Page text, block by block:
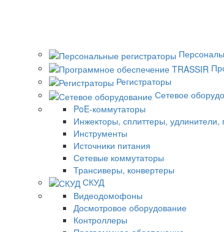
Регистраторы
Сетевое
PoE-коммутаторы
Инжекторы, сплиттеры, удлинители,
Инструменты
Источники питания
Сетевые коммутаторы
Трансиверы, конвертеры
СКУД
Видеодомофоны
Досмотровое оборудование
Контроллеры